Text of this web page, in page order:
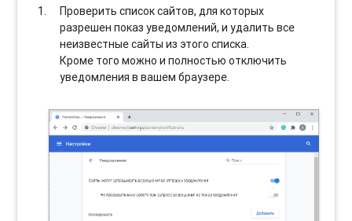
Проверить список сайтов, для которых
разрешен показ уведомлений, и удалить все
неизвестные сайты из этого списка.
Кроме того можно и полностью отключить
уведомления в вашем браузере.